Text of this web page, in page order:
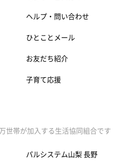
ヘルプ・問い合わせ
ひとことメール
お友だち紹介
子育て応援
世帯が加入する生活協同組合です
パルシステム山梨 長野